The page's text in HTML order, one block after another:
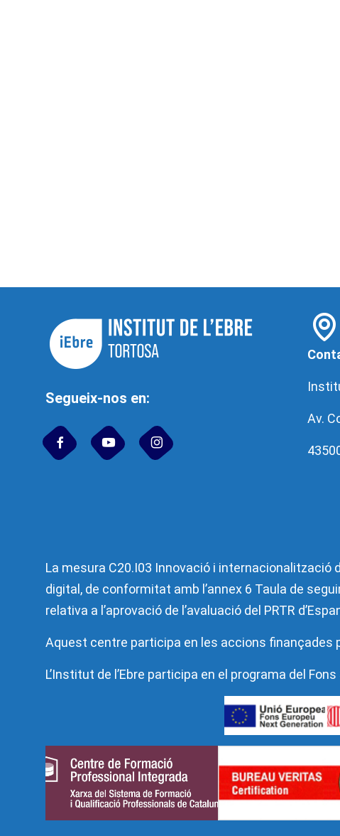
Segueix-nos en:
Av.
La mesura C20.I03 Innovació i internacionalització
digital, de conformitat amb l’annex 6 Taula de
relativa a l’aprovació de l’avaluació del PRTR
Aquest centre participa en les accions finançades
L’Institut de l’Ebre participa en el programa del